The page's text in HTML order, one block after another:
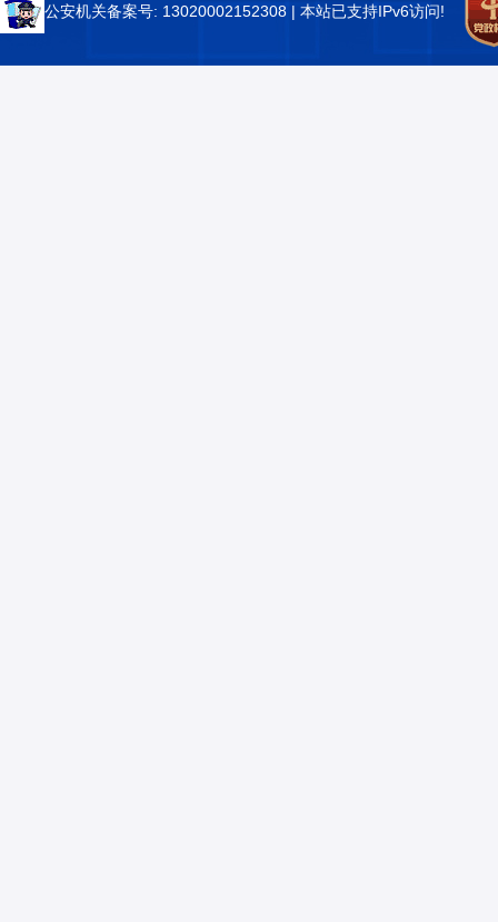
公安机关备案号: 13020002152308 | 本站已支持IPv6访问!